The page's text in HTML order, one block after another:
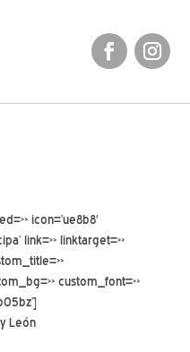
icon=’ue8b8′
link=» linktarget=»
custom_font=»
León